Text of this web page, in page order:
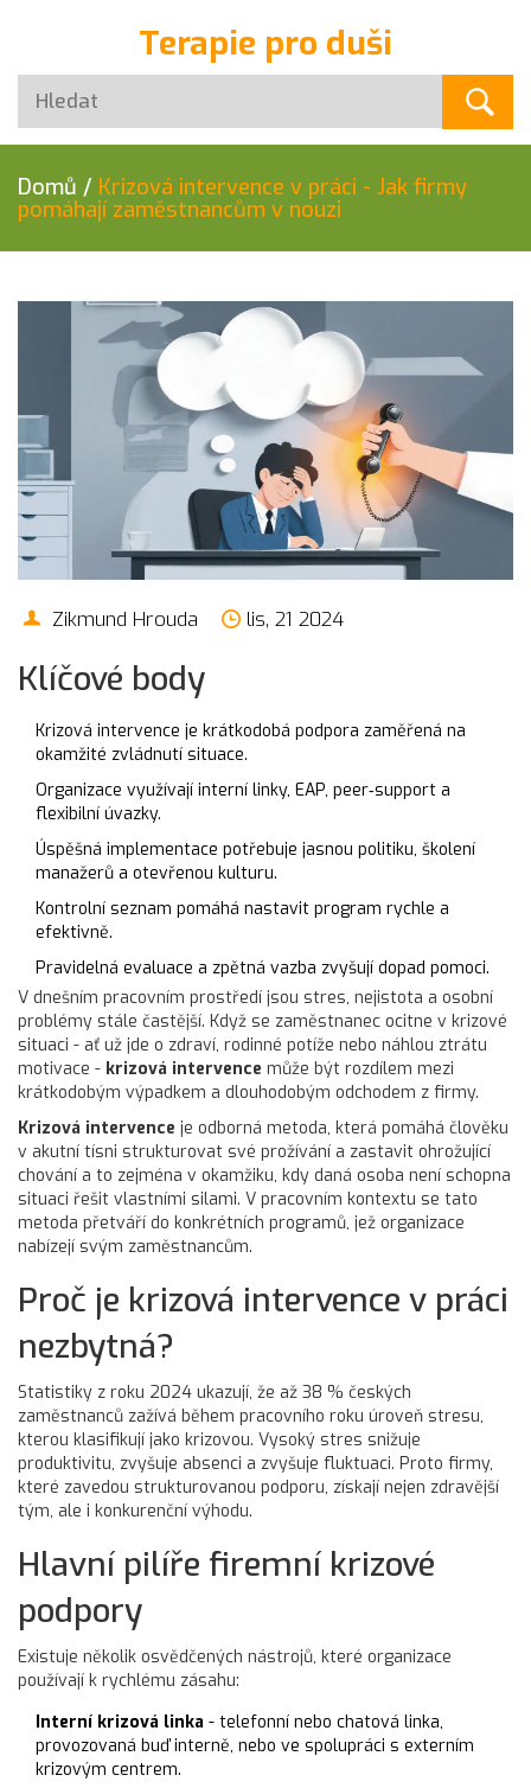
Terapie pro duši
Domů / Krizová intervence v práci - Jak firmy
pomáhají zaměstnancům v nouzi
Zikmund Hrouda lis, 21 2024
Klíčové body
Krizová intervence je krátkodobá podpora zaměřená na
okamžité zvládnutí situace.
Organizace využívají interní linky, EAP, peer‑support a
flexibilní úvazky.
Úspěšná implementace potřebuje jasnou politiku, školení
manažerů a otevřenou kulturu.
Kontrolní seznam pomáhá nastavit program rychle a
efektivně.
Pravidelná evaluace a zpětná vazba zvyšují dopad pomoci.
V dnešním pracovním prostředí jsou stres, nejistota a osobní
problémy stále častější. Když se zaměstnanec ocitne v krizové
situaci - ať už jde o zdraví, rodinné potíže nebo náhlou ztrátu
motivace - krizová intervence může být rozdílem mezi
krátkodobým výpadkem a dlouhodobým odchodem z firmy.
Krizová intervence je odborná metoda, která pomáhá člověku
v akutní tísni strukturovat své prožívání a zastavit ohrožující
chování a to zejména v okamžiku, kdy daná osoba není schopna
situaci řešit vlastními silami. V pracovním kontextu se tato
metoda přetváří do konkrétních programů, jež organizace
nabízejí svým zaměstnancům.
Proč je krizová intervence v práci
nezbytná?
Statistiky z roku 2024 ukazují, že až 38 % českých
zaměstnanců zažívá během pracovního roku úroveň stresu,
kterou klasifikují jako krizovou. Vysoký stres snižuje
produktivitu, zvyšuje absenci a zvyšuje fluktuaci. Proto firmy,
které zavedou strukturovanou podporu, získají nejen zdravější
tým, ale i konkurenční výhodu.
Hlavní pilíře firemní krizové
podpory
Existuje několik osvědčených nástrojů, které organizace
používají k rychlému zásahu:
Interní krizová linka - telefonní nebo chatová linka,
provozovaná buď interně, nebo ve spolupráci s externím
krizovým centrem.